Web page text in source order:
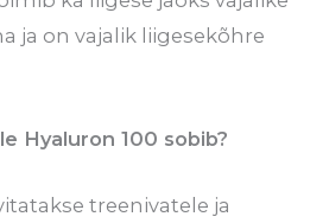
ja on vajalik liigesekõhre
Hyaluron 100 sobib?
treenivatele ja